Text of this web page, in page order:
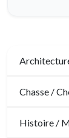
Chasse /
Chasse
Histoire /